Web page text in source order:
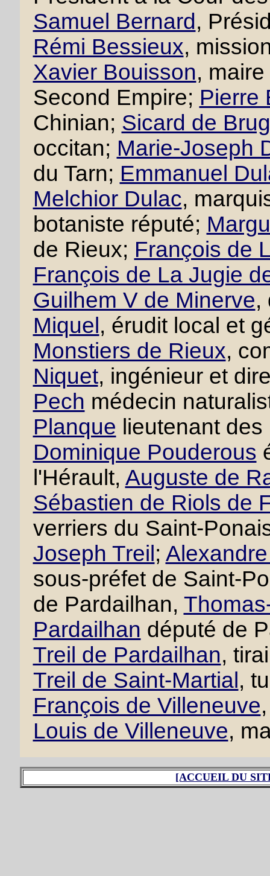
Samuel Bernard ,
Rémi Bessieux,
Xavier Bouisson,
Second Empire; Pierre
Chinian; Sicard de
occitan; Marie-Joseph
du Tarn; Emmanuel
Melchior Dulac,
botaniste réputé;
de Rieux; François de
François de La Jugie
Guilhem V de Minerve,
Miquel , érudit local et
Monstiers de Rieux,
Niquet, ingénieur et
Pech médecin
Planque lieutenant
Dominique Pouderous
l'Hérault, Auguste de
Sébastien de Riols de
verriers du Saint-
Joseph Treil ;
sous-préfet de Saint-
de Pardailhan,
Pardailhan député de
Treil de Pardailhan,
Treil de Saint-Martial ,
François de Villeneuve
Louis de Villeneuve,
[ACCUEIL DU